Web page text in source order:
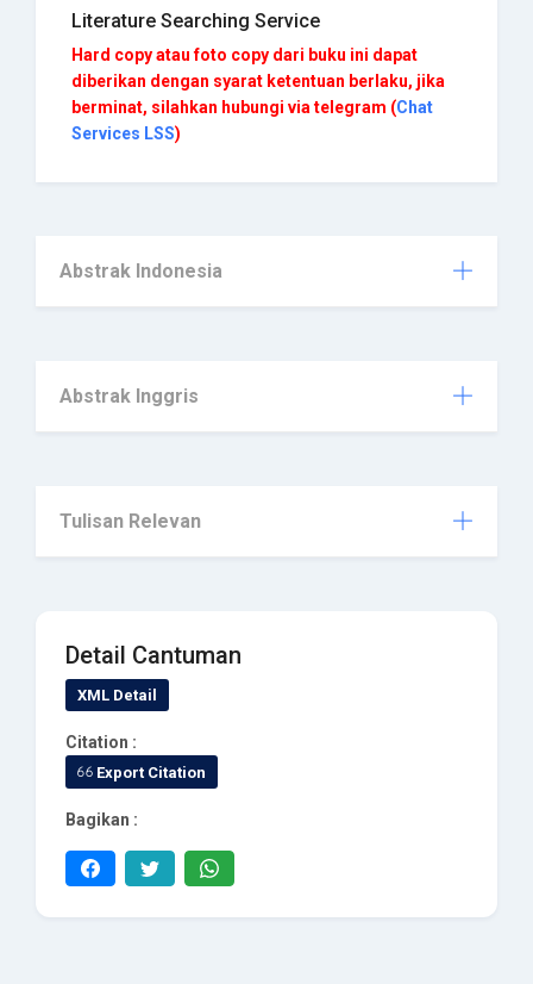
Literature Searching Service
Hard copy atau foto copy dari buku ini dapat
diberikan dengan syarat ketentuan berlaku, jika
berminat, silahkan hubungi via telegram (Chat
Services LSS)
Abstrak Indonesia
Abstrak Inggris
Tulisan Relevan
Detail Cantuman
XML Detail
Citation :
Export Citation
Bagikan :